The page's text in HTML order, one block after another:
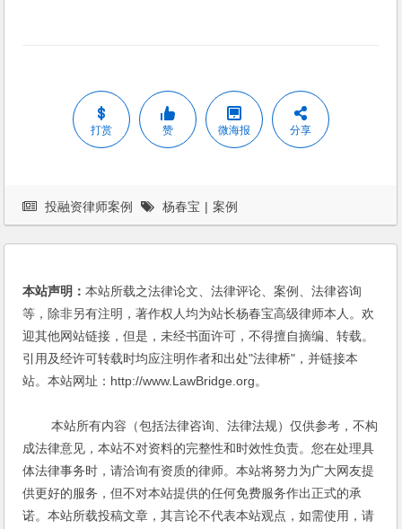
打赏 赞 微海报 分享
投融资律师案例 杨春宝 | 案例
本站声明：本站所载之法律论文、法律评论、案例、法律咨询
等，除非另有注明，著作权人均为站长杨春宝高级律师本人。欢
迎其他网站链接，但是，未经书面许可，不得擅自摘编、转载。
引用及经许可转载时均应注明作者和出处"法律桥"，并链接本
站。本站网址：http://www.LawBridge.org。
本站所有内容（包括法律咨询、法律法规）仅供参考，不构
成法律意见，本站不对资料的完整性和时效性负责。您在处理具
体法律事务时，请洽询有资质的律师。本站将努力为广大网友提
供更好的服务，但不对本站提供的任何免费服务作出正式的承
诺。本站所载投稿文章，其言论不代表本站观点，如需使用，请